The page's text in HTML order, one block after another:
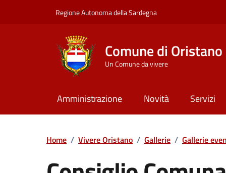
Regione Autonoma della Sardegna
Comune di Oristano
Un Comune da vivere
Amministrazione Novità Servizi
Home / Vivere Oristano / Gallerie / Gallerie